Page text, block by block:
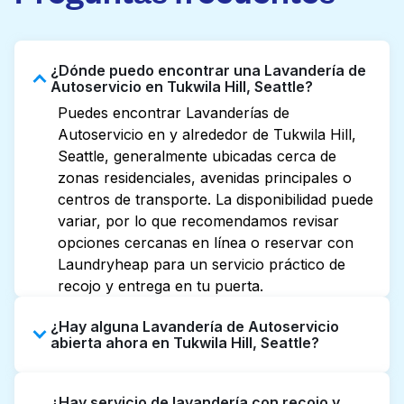
¿Dónde puedo encontrar una Lavandería de
Autoservicio en Tukwila Hill, Seattle?
Puedes encontrar Lavanderías de
Autoservicio en y alrededor de Tukwila Hill,
Seattle, generalmente ubicadas cerca de
zonas residenciales, avenidas principales o
centros de transporte. La disponibilidad puede
variar, por lo que recomendamos revisar
opciones cercanas en línea o reservar con
Laundryheap para un servicio práctico de
recojo y entrega en tu puerta.
¿Hay alguna Lavandería de Autoservicio
abierta ahora en Tukwila Hill, Seattle?